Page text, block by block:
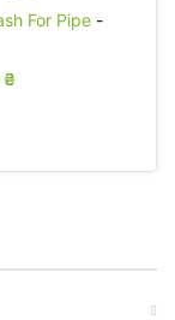
For Pipe -
₴